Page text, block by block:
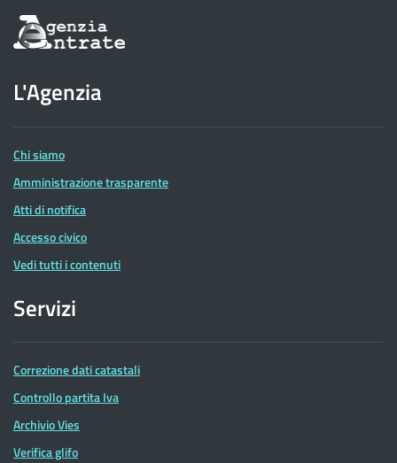
Informazioni
sul
dell'Agenzia
delle
Entrate
L'Agenzia
Chi siamo
Amministrazione trasparente
Atti di notifica
Accesso civico
Vedi tutti i contenuti
Servizi
Correzione dati catastali
Controllo partita Iva
Archivio Vies
Verifica glifo